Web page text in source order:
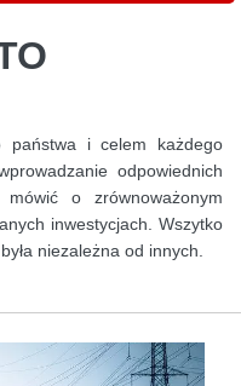
państwa i celem każdego
odpowiednich
o zrównoważonym
inwestycjach. Wszytko
niezależna od innych.